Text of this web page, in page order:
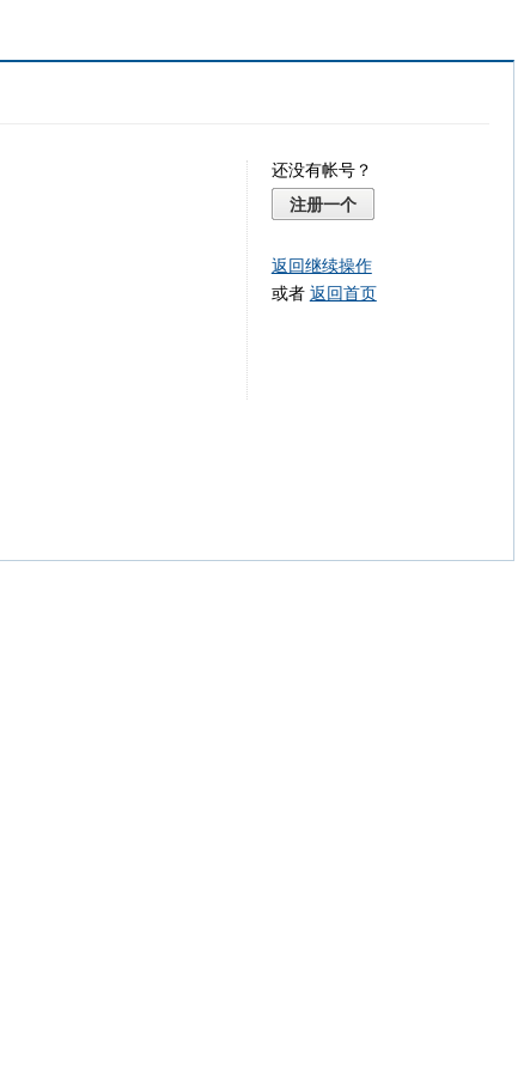
还没有帐号？
注册一个
返回继续操作
或者 返回首页